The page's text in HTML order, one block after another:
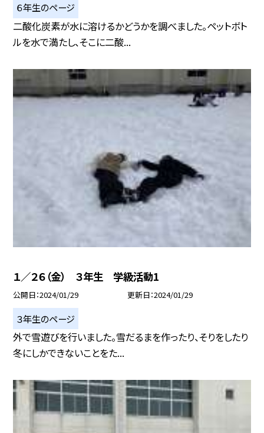
６年生のページ
二酸化炭素が水に溶けるかどうかを調べました。ペットボト
ルを水で満たし、そこに二酸...
１／２６（金） ３年生 学級活動1
公開日 2024/01/29 更新日 2024/01/29
３年生のページ
外で雪遊びを行いました。雪だるまを作ったり、そりをしたり
冬にしかできないことをた...